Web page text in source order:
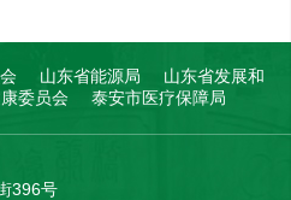
山东省能源局
山东省发展和
委员会 泰安市医疗保障局
396号